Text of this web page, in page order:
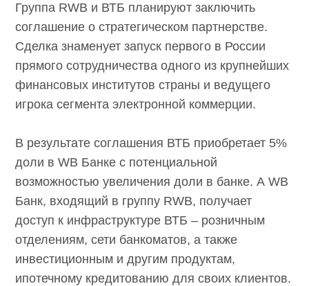
Группа RWB и ВТБ планируют заключить
соглашение о стратегическом партнерстве.
Сделка знаменует запуск первого в России
прямого сотрудничества одного из крупнейших
финансовых институтов страны и ведущего
игрока сегмента электронной коммерции.
В результате соглашения ВТБ приобретает 5%
доли в WB Банке с потенциальной
возможностью увеличения доли в банке. А WB
Банк, входящий в группу RWB, получает
доступ к инфраструктуре ВТБ – розничным
отделениям, сети банкоматов, а также
инвестиционным и другим продуктам,
ипотечному кредитованию для своих клиентов.